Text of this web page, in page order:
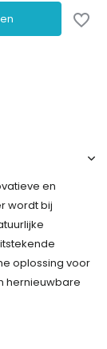
en
wordt bij
oplossing voor
hernieuwbare